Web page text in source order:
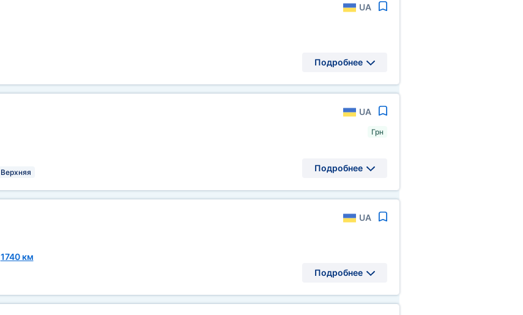
UA
Подробнее
UA
Верхняя
Грн
Подробнее
UA
1740 км
Подробнее